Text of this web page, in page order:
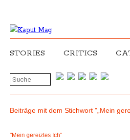
STORIES CRITICS
Beiträge mit dem Stichwort "„Mein
"Mein gereiztes Ich"